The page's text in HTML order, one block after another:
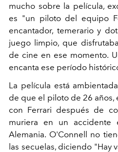
mucho sobre la película,
es "un piloto del equipo
encantador, temerario y
juego limpio, que
de cine en ese momento.
encanta ese período
La película está
de que el piloto de 26 años,
con Ferrari después de
muriera en un accidente
Alemania. O'Connell no
las secuelas, diciendo "Hay